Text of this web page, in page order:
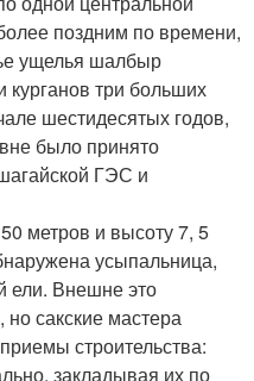
поздним по времени,
ущелья шалбыр
курганов три больших
шестидесятых годов,
было принято
ГЭС и
метров и высоту 7, 5
усыпальница,
ели. Внешне это
сакские мастера
строительства:
закладывая их по